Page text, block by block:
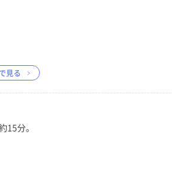
見る
15分。